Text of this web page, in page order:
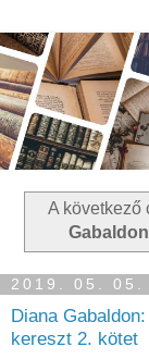
A következő
Gabaldon
2019. 05. 05.
Diana
kereszt 2. kötet